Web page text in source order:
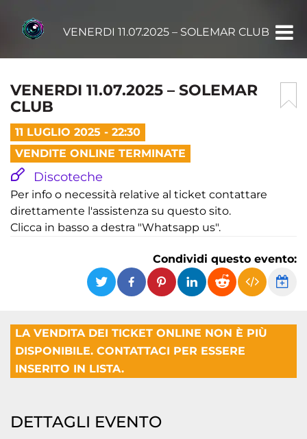
VENERDI 11.07.2025 – SOLEMAR CLUB
VENERDI 11.07.2025 – SOLEMAR
CLUB
11 LUGLIO 2025 - 22:30
VENDITE ONLINE TERMINATE
Discoteche
Per info o necessità relative al ticket contattare
direttamente l'assistenza su questo sito.
Clicca in basso a destra "Whatsapp us".
Condividi questo evento:
LA VENDITA DEI TICKET ONLINE NON È PIÙ
DISPONIBILE. CONTATTACI PER ESSERE
INSERITO IN LISTA.
DETTAGLI EVENTO